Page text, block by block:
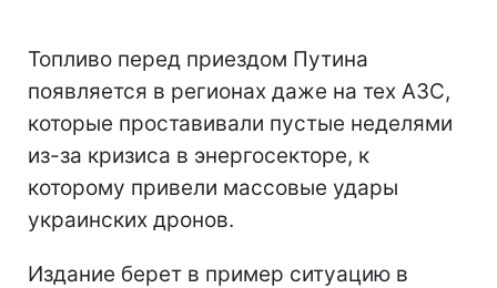
Топливо перед приездом Путина
появляется в регионах даже на тех АЗС,
которые проставивали пустые неделями
из-за кризиса в энергосекторе, к
которому привели массовые удары
украинских дронов.
Издание берет в пример ситуацию в